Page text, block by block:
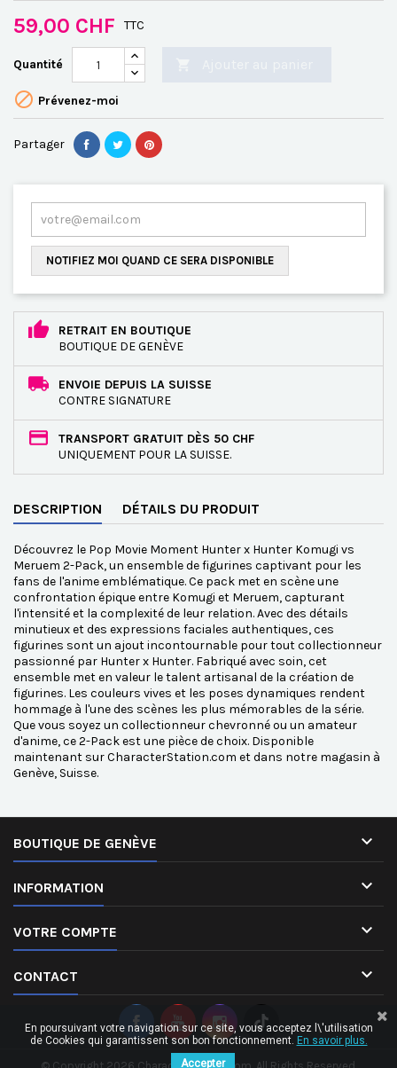
59,00 CHF TTC
Quantité
 Prévenez-moi
Partager
NOTIFIEZ MOI QUAND CE SERA DISPONIBLE
RETRAIT EN BOUTIQUE
BOUTIQUE DE GENÈVE
ENVOIE DEPUIS LA SUISSE
CONTRE SIGNATURE
TRANSPORT GRATUIT DÈS 50 CHF
UNIQUEMENT POUR LA SUISSE.
DESCRIPTION DÉTAILS DU PRODUIT
Découvrez le Pop Movie Moment Hunter x Hunter Komugi vs
Meruem 2-Pack, un ensemble de figurines captivant pour les
fans de l'anime emblématique. Ce pack met en scène une
confrontation épique entre Komugi et Meruem, capturant
l'intensité et la complexité de leur relation. Avec des détails
minutieux et des expressions faciales authentiques, ces
figurines sont un ajout incontournable pour tout collectionneur
passionné par Hunter x Hunter. Fabriqué avec soin, cet
ensemble met en valeur le talent artisanal de la création de
figurines. Les couleurs vives et les poses dynamiques rendent
hommage à l'une des scènes les plus mémorables de la série.
Que vous soyez un collectionneur chevronné ou un amateur
d'anime, ce 2-Pack est une pièce de choix. Disponible
maintenant sur CharacterStation.com et dans notre magasin à
Genève, Suisse.
BOUTIQUE DE GENÈVE 
INFORMATION 
VOTRE COMPTE 
CONTACT 
En poursuivant votre navigation sur ce site, vous acceptez l\'utilisation
de Cookies qui garantissent son bon fonctionnement. En savoir plus.
Accepter